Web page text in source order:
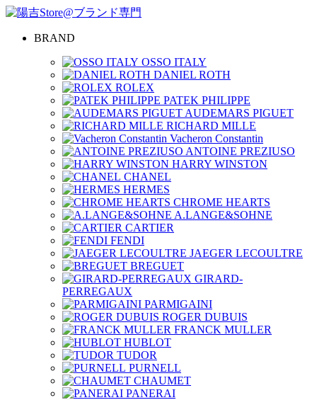
BRAND
OSSO ITALY
DANIEL ROTH
ROLEX
PATEK PHILIPPE
AUDEMARS PIGUET
RICHARD MILLE
Vacheron Constantin
ANTOINE PREZIUSO
HARRY WINSTON
CHANEL
HERMES
CHROME HEARTS
A.LANGE&SOHNE
CARTIER
FENDI
JAEGER LECOULTRE
BREGUET
GIRARD-
PERREGAUX
PARMIGAINI
ROGER DUBUIS
FRANCK MULLER
HUBLOT
TUDOR
PURNELL
CHAUMET
PANERAI